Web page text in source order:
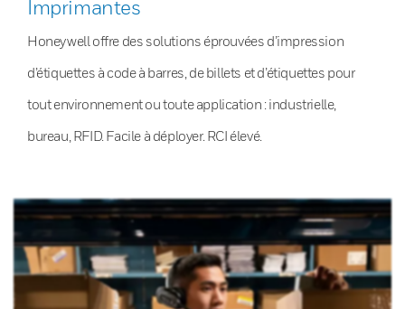
Imprimantes
Honeywell offre des solutions éprouvées d’impression
d’étiquettes à code à barres, de billets et d’étiquettes pour
tout environnement ou toute application : industrielle,
bureau, RFID. Facile à déployer. RCI élevé.